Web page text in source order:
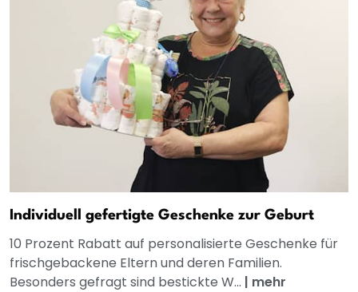
Individuell gefertigte Geschenke zur Geburt
10 Prozent Rabatt auf personalisierte Geschenke für
frischgebackene Eltern und deren Familien.
Besonders gefragt sind bestickte W... | mehr